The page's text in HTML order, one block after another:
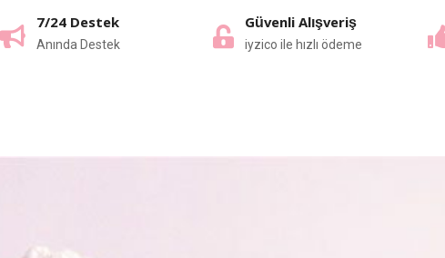
7/24 Destek
Anında Destek
Güvenli Alışveriş
iyzico ile hızlı ödeme